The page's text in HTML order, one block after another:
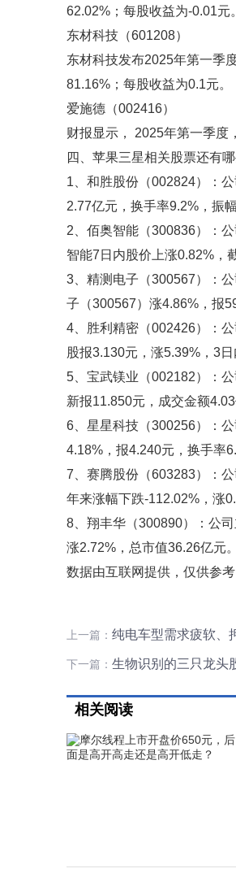
62.02%；每股收益为-0.01元。
东材科技（601208）
东材科技发布2025年第一季
81.16%；每股收益为0.1元。
爱施德（002416）
财报显示， 2025年第一季度
四、苹果三星相关股票还有
1、和胜股份（002824）：
2.77亿元，换手率9.2%，振幅
2、佰奥智能（300836）：
智能7日内股价上涨0.82%，
3、精测电子（300567）：
子（300567）涨4.86%，报
4、胜利精密（002426）：
股报3.130元，涨5.39%，3
5、宝武镁业（002182）：
新报11.850元，成交金额
6、星星科技（300256）：
4.18%，报4.240元，换手率
7、赛腾股份（603283）：
年来涨幅下跌-112.02%，涨
8、翔丰华（300890）：公
涨2.72%，总市值36.26亿元。
数据由互联网提供，仅供参
上一篇： 纯电车型需求疲软、
下一篇： 生物识别的三只龙头
相关阅读